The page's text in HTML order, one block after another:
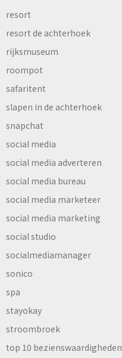
resort
resort de achterhoek
rijksmuseum
roompot
safaritent
slapen in de achterhoek
snapchat
social media
social media adverteren
social media bureau
social media marketeer
social media marketing
social studio
socialmediamanager
sonico
spa
stayokay
stroombroek
top 10 bezienswaardigheden